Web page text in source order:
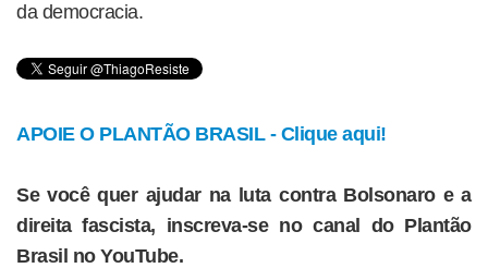
da democracia.
APOIE O PLANTÃO BRASIL - Clique aqui!
Se você quer ajudar na luta contra Bolsonaro e a
direita fascista, inscreva-se no canal do Plantão
Brasil no YouTube.